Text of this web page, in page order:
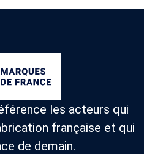
les acteurs qui
française et qui
de demain.